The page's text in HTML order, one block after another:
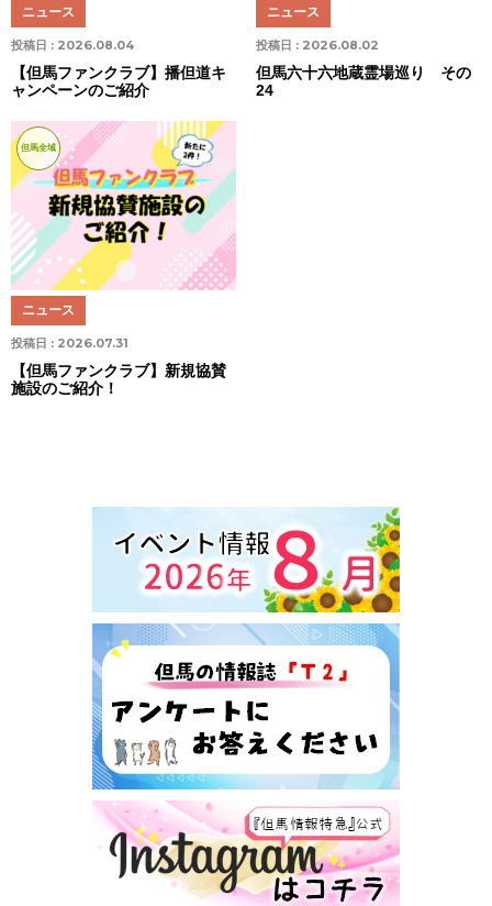
投稿日 : 2026.08.04
ニュース
【但馬ファンクラブ】播但道キ
ャンペーンのご紹介
投稿日 : 2026.08.02
ニュース
但馬六十六地蔵霊場巡り その
24
但馬全域
投稿日 : 2026.07.31
ニュース
【但馬ファンクラブ】新規協賛
施設のご紹介！